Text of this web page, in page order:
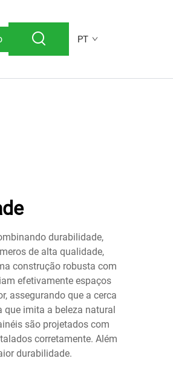
PT
durabilidade,
de alta qualidade,
construção robusta com
efetivamente espaços
assegurando que a cerca
que imita a beleza natural
são projetados com
corretamente. Além
durabilidade.